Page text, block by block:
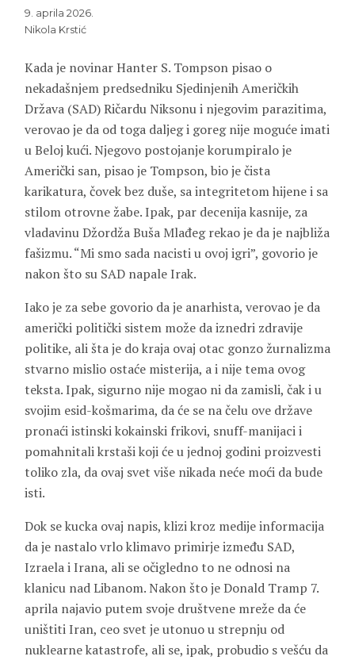
9. aprila 2026.
Nikola Krstić
Kada je novinar Hanter S. Tompson pisao o
nekadašnjem predsedniku Sjedinjenih Američkih
Država (SAD) Ričardu Niksonu i njegovim parazitima,
verovao je da od toga daljeg i goreg nije moguće imati
u Beloj kući. Njegovo postojanje korumpiralo je
Američki san, pisao je Tompson, bio je čista
karikatura, čovek bez duše, sa integritetom hijene i sa
stilom otrovne žabe. Ipak, par decenija kasnije, za
vladavinu Džordža Buša Mlađeg rekao je da je najbliža
fašizmu. “Mi smo sada nacisti u ovoj igri”, govorio je
nakon što su SAD napale Irak.
Iako je za sebe govorio da je anarhista, verovao je da
američki politički sistem može da iznedri zdravije
politike, ali šta je do kraja ovaj otac gonzo žurnalizma
stvarno mislio ostaće misterija, a i nije tema ovog
teksta. Ipak, sigurno nije mogao ni da zamisli, čak i u
svojim esid-košmarima, da će se na čelu ove države
pronaći istinski kokainski frikovi, snuff-manijaci i
pomahnitali krstaši koji će u jednoj godini proizvesti
toliko zla, da ovaj svet više nikada neće moći da bude
isti.
Dok se kucka ovaj napis, klizi kroz medije informacija
da je nastalo vrlo klimavo primirje između SAD,
Izraela i Irana, ali se očigledno to ne odnosi na
klanicu nad Libanom. Nakon što je Donald Tramp 7.
aprila najavio putem svoje društvene mreže da će
uništiti Iran, ceo svet je utonuo u strepnju od
nuklearne katastrofe, ali se, ipak, probudio s vešću da